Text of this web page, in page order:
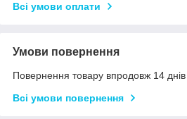
Всі умови оплати
Умови повернення
Повернення товару впродовж 14
Всі умови повернення